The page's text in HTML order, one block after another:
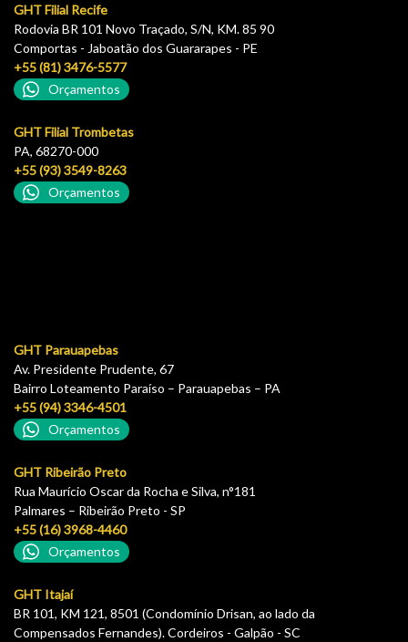
GHT Filial Recife
Rodovia BR 101 Novo Traçado, S/N, KM. 85 90
Comportas - Jaboatão dos Guararapes - PE
+55 (81) 3476-5577
Orçamentos
GHT Filial Trombetas
PA, 68270-000
+55 (93) 3549-8263
Orçamentos
GHT Parauapebas
Av. Presidente Prudente, 67
Bairro Loteamento Paraíso – Parauapebas – PA
+55 (94) 3346-4501
Orçamentos
GHT Ribeirão Preto
Rua Maurício Oscar da Rocha e Silva, n°181
Palmares – Ribeirão Preto - SP
+55 (16) 3968-4460
Orçamentos
GHT Itajaí
BR 101, KM 121, 8501 (Condomínio Drisan, ao lado da
Compensados Fernandes). Cordeiros - Galpão - SC